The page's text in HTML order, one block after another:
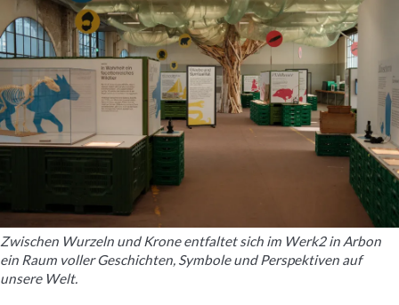
Zwischen Wurzeln und Krone entfaltet sich im Werk2 in Arbon
ein Raum voller Geschichten, Symbole und Perspektiven auf
unsere Welt.